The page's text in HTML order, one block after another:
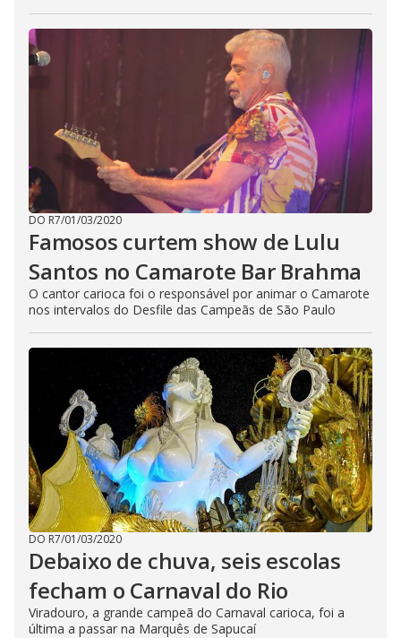
DO R7/01/03/2020
Famosos curtem show de Lulu
Santos no Camarote Bar Brahma
O cantor carioca foi o responsável por animar o Camarote
nos intervalos do Desfile das Campeãs de São Paulo
DO R7/01/03/2020
Debaixo de chuva, seis escolas
fecham o Carnaval do Rio
Viradouro, a grande campeã do Carnaval carioca, foi a
última a passar na Marquês de Sapucaí